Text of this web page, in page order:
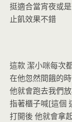
挺適合當宵夜或
止飢效果不錯
這款 潔小咪每次
在他忽然間餓的
他就會跑去我們
指著櫃子喊[這個
打開後 他就會拿